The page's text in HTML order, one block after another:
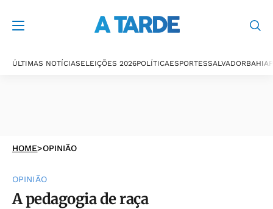
ÚLTIMAS NOTÍCIASELEIÇÕES 2026POLÍTICAESPORTESSALVADORBAHIA
HOME>OPINIÃO
OPINIÃO
A pedagogia de raça